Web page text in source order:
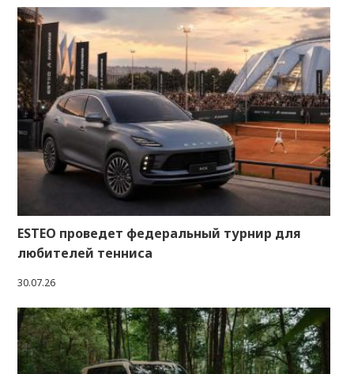
ESTEO проведет федеральный турнир для
любителей тенниса
30.07.26